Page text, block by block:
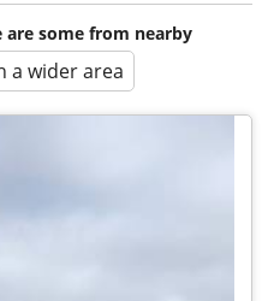
are some from nearby
a wider area